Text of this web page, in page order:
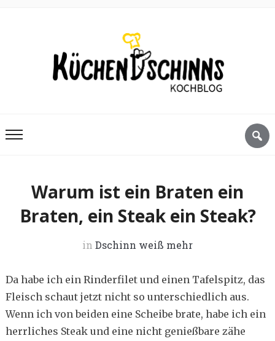
Warum ist ein Braten ein
Braten, ein Steak ein Steak?
in Dschinn weiß mehr
Da habe ich ein Rinderfilet und einen Tafelspitz, das
Fleisch schaut jetzt nicht so unterschiedlich aus.
Wenn ich von beiden eine Scheibe brate, habe ich ein
herrliches Steak und eine nicht genießbare zähe